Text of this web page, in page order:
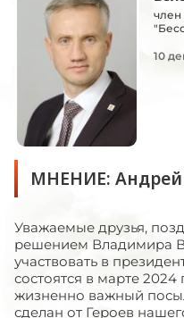
МНЕНИЕ: Андрей
10
Уважаемые друзья,
решением Владимира
участвовать в
состоятся в марте
жизненно важный
сделан от Героев